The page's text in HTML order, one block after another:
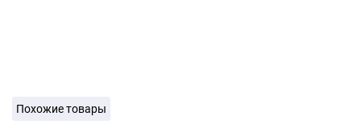
Похожие товары